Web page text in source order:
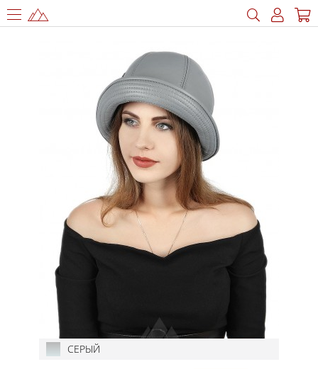
СЕРЫЙ